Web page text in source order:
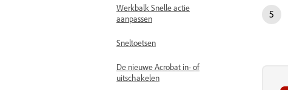
Werkbalk Snelle actie
aanpassen
Sneltoetsen
De nieuwe Acrobat in- of
uitschakelen